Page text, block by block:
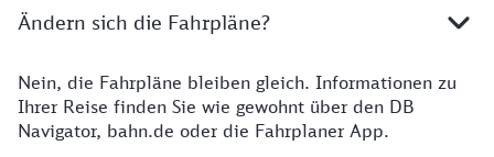
Ändern sich die Fahrpläne?
Details zu den Fahrplänen
Nein, die Fahrpläne bleiben gleich. Informationen zu
Ihrer Reise finden Sie wie gewohnt über den DB
Navigator, bahn.de oder die Fahrplaner App.